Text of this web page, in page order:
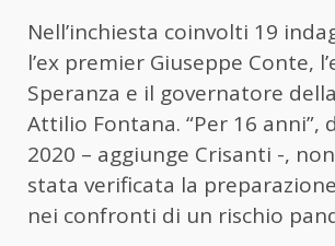
Nell’inchiesta coinvolti 19
l’ex premier Giuseppe Conte,
Speranza e il governatore
Attilio Fontana. “Per 16 anni”,
2020 – aggiunge Crisanti -,
stata verificata la
nei confronti di un rischio